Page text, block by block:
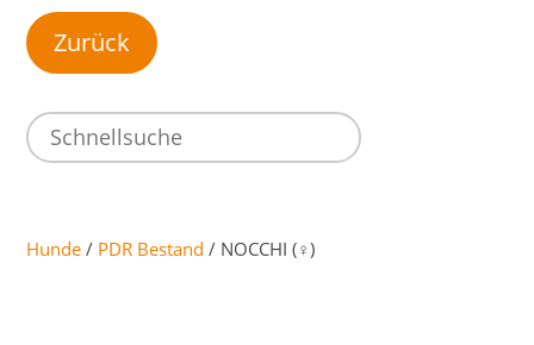
Hunde / PDR Bestand / NOCCHI (♀)